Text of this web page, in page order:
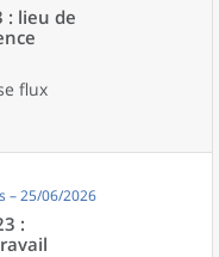
: lieu de
flux
– 25/06/2026
: